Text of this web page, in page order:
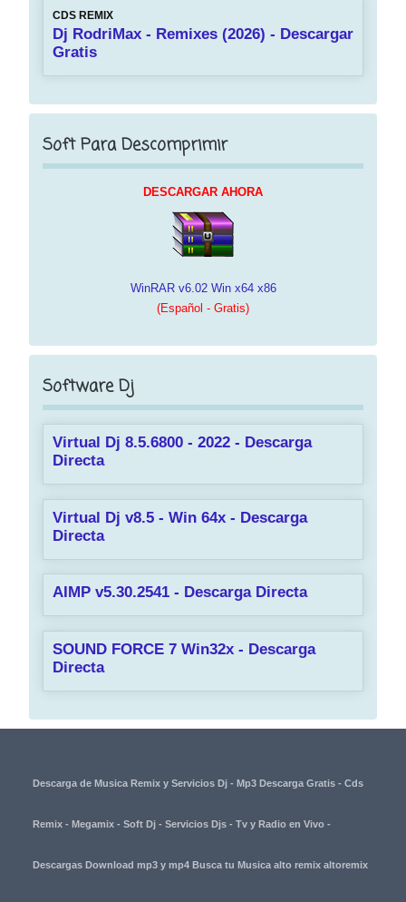
CDS REMIX
Dj RodriMax - Remixes (2026) - Descargar
Gratis
Soft Para Descomprimir
DESCARGAR AHORA
WinRAR v6.02 Win x64 x86
(Español - Gratis)
Software Dj
Virtual Dj 8.5.6800 - 2022 - Descarga
Directa
Virtual Dj v8.5 - Win 64x - Descarga
Directa
AIMP v5.30.2541 - Descarga Directa
SOUND FORCE 7 Win32x - Descarga
Directa
Descarga de Musica Remix y Servicios Dj - Mp3 Descarga Gratis - Cds
Remix - Megamix - Soft Dj - Servicios Djs - Tv y Radio en Vivo -
Descargas Download mp3 y mp4 Busca tu Musica alto remix altoremix